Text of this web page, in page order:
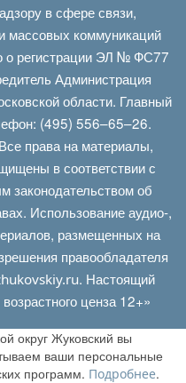
в сфере связи,
массовых коммуникаций
о регистрации ЭЛ № ФС77
Администрация
области. Главный
(495) 556–65–26.
права на материалы,
в соответствии с
законодательством об
Использование аудио-,
размещенных на
правообладателя
. Настоящий
ценза 12+»
округ Жуковский вы
ваши персональные
программ. Подробнее.